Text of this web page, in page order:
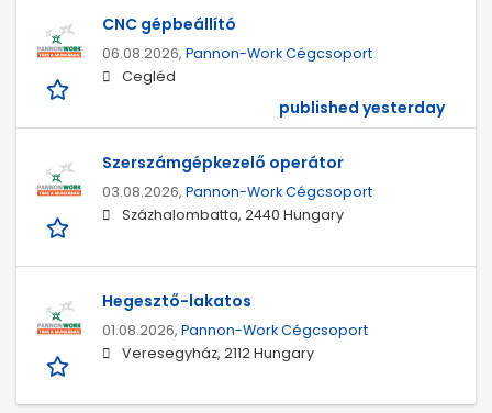
CNC gépbeállító
06.08.2026, Pannon-Work Cégcsoport
Cegléd
published yesterday
Szerszámgépkezelő operátor
03.08.2026, Pannon-Work Cégcsoport
Százhalombatta, 2440 Hungary
Hegesztő-lakatos
01.08.2026, Pannon-Work Cégcsoport
Veresegyház, 2112 Hungary